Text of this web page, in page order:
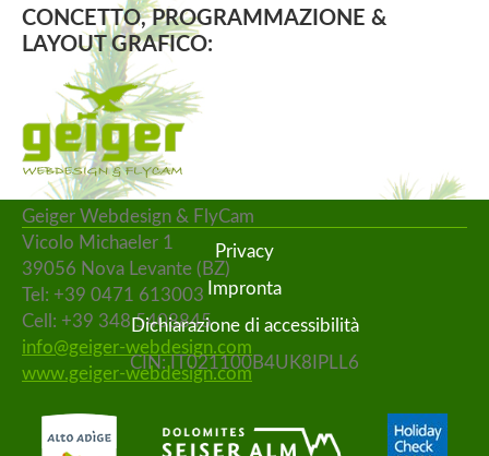
CONCETTO, PROGRAMMAZIONE &
LAYOUT GRAFICO:
Geiger Webdesign & FlyCam
Vicolo Michaeler 1
39056 Nova Levante (BZ)
Tel: +39 0471 613003
Cell: +39 348 5408845
info@geiger-webdesign.com
www.geiger-webdesign.com
Privacy
Impronta
Dichiarazione di accessibilità
CIN: IT021100B4UK8IPLL6